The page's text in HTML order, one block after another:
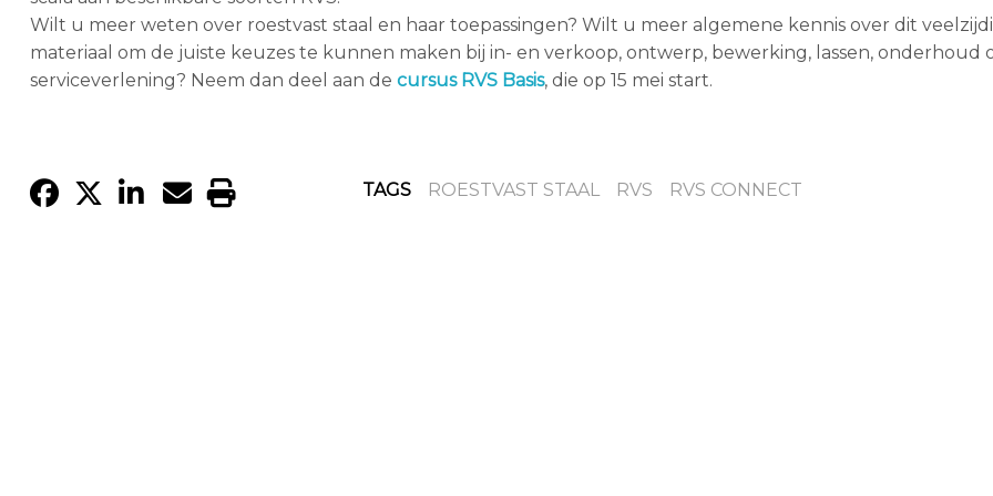
Wilt u meer weten over roestvast staal en haar toepassingen? Wilt u meer algemene kennis over dit
materiaal om de juiste keuzes te kunnen maken bij in- en verkoop, ontwerp, bewerking, lassen, onderhoud
serviceverlening? Neem dan deel aan de cursus RVS Basis, die op 15 mei start.
TAGS ROESTVAST STAAL RVS RVS CONNECT